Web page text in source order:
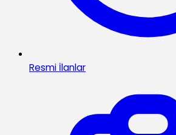
Resmi İlanlar